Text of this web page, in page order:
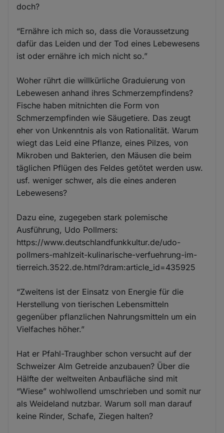
doch?
“Ernähre ich mich so, dass die Voraussetzung
dafür das Leiden und der Tod eines Lebewesens
ist oder ernähre ich mich nicht so.”
Woher rührt die willkürliche Graduierung von
Lebewesen anhand ihres Schmerzempfindens?
Fische haben mitnichten die Form von
Schmerzempfinden wie Säugetiere. Das zeugt
eher von Unkenntnis als von Rationalität. Warum
wiegt das Leid eine Pflanze, eines Pilzes, von
Mikroben und Bakterien, den Mäusen die beim
täglichen Pflügen des Feldes getötet werden usw.
usf. weniger schwer, als die eines anderen
Lebewesens?
Dazu eine, zugegeben stark polemische
Ausführung, Udo Pollmers:
https://www.deutschlandfunkkultur.de/udo-
pollmers-mahlzeit-kulinarische-verfuehrung-im-
tierreich.3522.de.html?dram:article_id=435925
“Zweitens ist der Einsatz von Energie für die
Herstellung von tierischen Lebensmitteln
gegenüber pflanzlichen Nahrungsmitteln um ein
Vielfaches höher.”
Hat er Pfahl-Traughber schon versucht auf der
Schweizer Alm Getreide anzubauen? Über die
Hälfte der weltweiten Anbaufläche sind mit
“Wiese” wohlwollend umschrieben und somit nur
als Weideland nutzbar. Warum soll man darauf
keine Rinder, Schafe, Ziegen halten?